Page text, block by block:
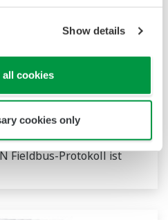
Show details
all cookies
cookies only
der RXF-Reihe sind
hervorragender
Bedienung, die
Erfahrung aus
Kompatibilität
Fieldbus-Protokoll ist